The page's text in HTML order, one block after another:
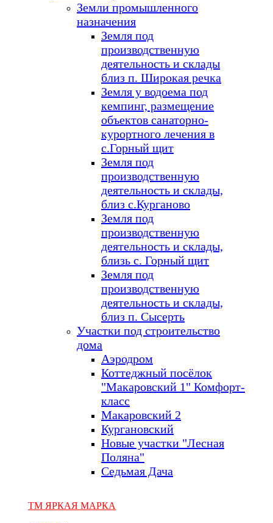
Земли промышленного
назначения
Земля под
производственную
деятельность и склады
близ п. Широкая речка
Земля у водоема под
кемпинг, размещение
объектов санаторно-
курортного лечения в
с.Горный щит
Земля под
производственную
деятельность и склады,
близ с.Курганово
Земля под
производственную
деятельность и склады,
близь с. Горный щит
Земля под
производственную
деятельность и склады,
близ п. Сысерть
Участки под строительство
дома
Аэродром
Коттеджный посёлок
"Макаровский 1" Комфорт-
класс
Макаровский 2
Кургановский
Новые участки "Лесная
Поляна"
Седьмая Дача
ТМ ЯРКАЯ МАРКА